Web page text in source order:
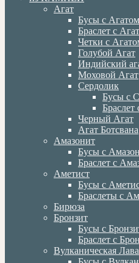
Агат
Бусы с Агатом
Браслет с
Четки с
Голубой Агат
Индийский
Моховой Агат
Сердолик
Бусы с
Браслет
Черный Агат
Агат Ботсвана
Амазонит
Бусы с
Браслет с
Аметист
Бусы с
Браслеты с
Бирюза
Бронзит
Бусы с
Браслет с
Вулканическая Лава